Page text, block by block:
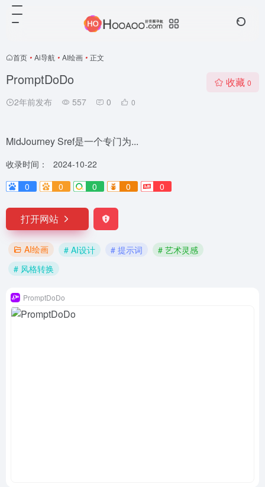
首页 • Ai导航 • AI绘画 • 正文
PromptDoDo
2年前发布 557 0 0
收藏 0
MidJourney Sref是一个专门为...
收录时间：
2024-10-22
0
0 0 0 0
打开网站
AI绘画 # AI设计 # 提示词
# 艺术灵感
# 风格转换
PromptDoDo